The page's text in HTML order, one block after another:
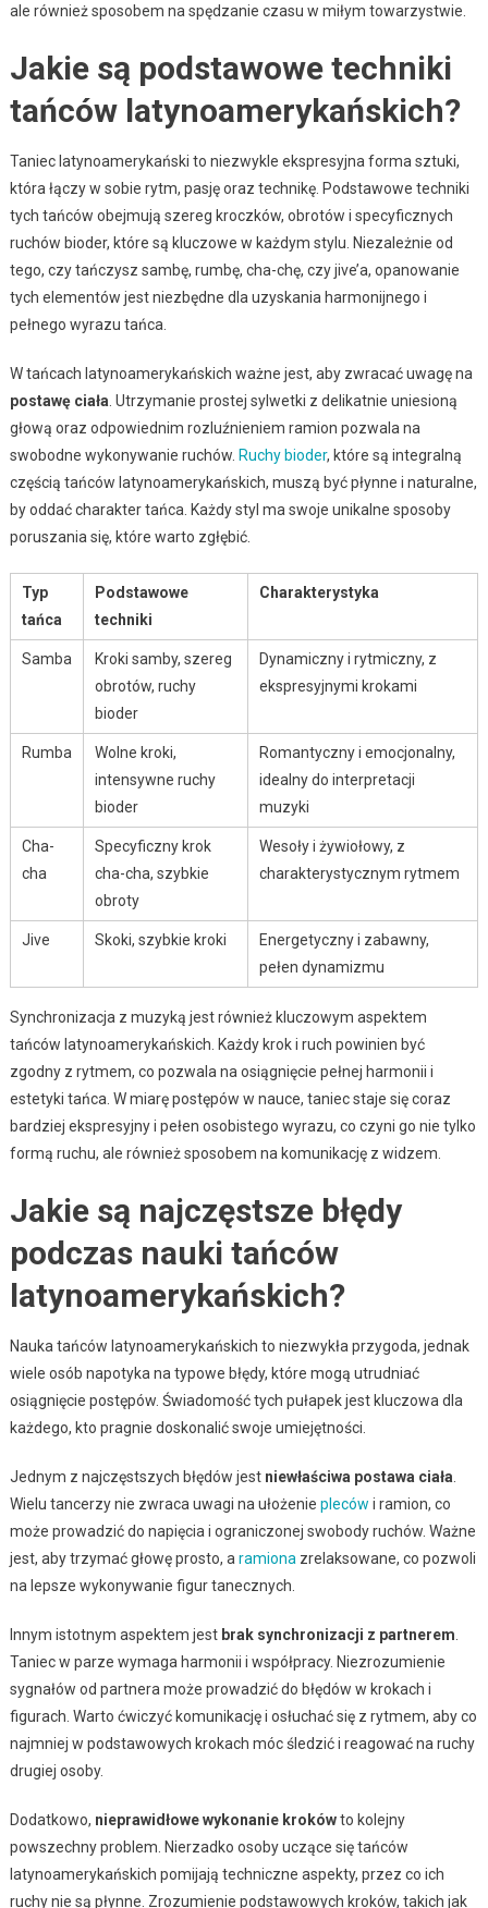
ale również sposobem na spędzanie czasu w miłym towarzystwie.
Jakie są podstawowe techniki
tańców latynoamerykańskich?
Taniec latynoamerykański to niezwykle ekspresyjna forma sztuki,
która łączy w sobie rytm, pasję oraz technikę. Podstawowe techniki
tych tańców obejmują szereg kroczków, obrotów i specyficznych
ruchów bioder, które są kluczowe w każdym stylu. Niezależnie od
tego, czy tańczysz sambę, rumbę, cha-chę, czy jive’a, opanowanie
tych elementów jest niezbędne dla uzyskania harmonijnego i
pełnego wyrazu tańca.
W tańcach latynoamerykańskich ważne jest, aby zwracać uwagę na
postawę ciała . Utrzymanie prostej sylwetki z delikatnie uniesioną
głową oraz odpowiednim rozluźnieniem ramion pozwala na
swobodne wykonywanie ruchów. Ruchy bioder, które są integralną
częścią tańców latynoamerykańskich, muszą być płynne i naturalne,
by oddać charakter tańca. Każdy styl ma swoje unikalne sposoby
poruszania się, które warto zgłębić.
Typ
tańca
Podstawowe
techniki
Charakterystyka
Samba
Kroki samby, szereg
obrotów, ruchy
bioder
Dynamiczny i rytmiczny, z
ekspresyjnymi krokami
Rumba
Wolne kroki,
intensywne ruchy
bioder
Romantyczny i emocjonalny,
idealny do interpretacji
muzyki
Cha-
cha
Specyficzny krok
cha-cha, szybkie
obroty
Wesoły i żywiołowy, z
charakterystycznym rytmem
Jive Skoki, szybkie kroki
Energetyczny i zabawny,
pełen dynamizmu
Synchronizacja z muzyką jest również kluczowym aspektem
tańców latynoamerykańskich. Każdy krok i ruch powinien być
zgodny z rytmem, co pozwala na osiągnięcie pełnej harmonii i
estetyki tańca. W miarę postępów w nauce, taniec staje się coraz
bardziej ekspresyjny i pełen osobistego wyrazu, co czyni go nie tylko
formą ruchu, ale również sposobem na komunikację z widzem.
Jakie są najczęstsze błędy
podczas nauki tańców
latynoamerykańskich?
Nauka tańców latynoamerykańskich to niezwykła przygoda, jednak
wiele osób napotyka na typowe błędy, które mogą utrudniać
osiągnięcie postępów. Świadomość tych pułapek jest kluczowa dla
każdego, kto pragnie doskonalić swoje umiejętności.
Jednym z najczęstszych błędów jest niewłaściwa postawa ciała
Wielu tancerzy nie zwraca uwagi na ułożenie pleców i ramion, co
może prowadzić do napięcia i ograniczonej swobody ruchów. Ważne
jest, aby trzymać głowę prosto, a ramiona zrelaksowane, co pozwoli
na lepsze wykonywanie figur tanecznych.
Innym istotnym aspektem jest brak synchronizacji z partnerem
Taniec w parze wymaga harmonii i współpracy. Niezrozumienie
sygnałów od partnera może prowadzić do błędów w krokach i
figurach. Warto ćwiczyć komunikację i osłuchać się z rytmem, aby co
najmniej w podstawowych krokach móc śledzić i reagować na ruchy
drugiej osoby.
Dodatkowo, nieprawidłowe wykonanie krokówto kolejny
powszechny problem. Nierzadko osoby uczące się tańców
latynoamerykańskich pomijają techniczne aspekty, przez co ich
ruchy nie są płynne. Zrozumienie podstawowych kroków, takich jak